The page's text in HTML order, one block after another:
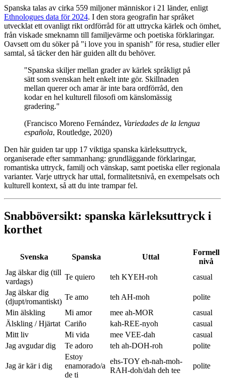
Spanska talas av cirka 559 miljoner människor i 21 länder, enligt
Ethnologues data för 2024. I den stora geografin har språket
utvecklat ett ovanligt rikt ordförråd för att uttrycka kärlek och ömhet,
från viskade smeknamn till familjevärme och poetiska förklaringar.
Oavsett om du söker på "i love you in spanish" för resa, studier eller
samtal, så täcker den här guiden allt du behöver.
"Spanska skiljer mellan grader av kärlek språkligt på
sätt som svenskan helt enkelt inte gör. Skillnaden
mellan querer och amar är inte bara ordförråd, den
kodar en hel kulturell filosofi om känslomässig
gradering."
(Francisco Moreno Fernández, Variedades de la lengua
española, Routledge, 2020)
Den här guiden tar upp 17 viktiga spanska kärleksuttryck,
organiserade efter sammanhang: grundläggande förklaringar,
romantiska uttryck, familj och vänskap, samt poetiska eller regionala
varianter. Varje uttryck har uttal, formalitetsnivå, en exempelsats och
kulturell kontext, så att du inte trampar fel.
Snabböversikt: spanska kärleksuttryck i
korthet
Svenska Spanska Uttal
Formell
nivå
Jag älskar dig (till
vardags)
Te quiero teh KYEH-roh
casual
Jag älskar dig
(djupt/romantiskt)
Te amo teh AH-moh
polite
Min älskling
Mi amor mee ah-MOR
casual
Älskling / Hjärtat Cariño kah-REE-nyoh
casual
Mitt liv
Mi vida mee VEE-dah
casual
Jag avgudar dig
Te adoro teh ah-DOH-roh polite
Jag är kär i dig
Estoy
enamorado/a
de ti
ehs-TOY eh-nah-moh-
RAH-doh/dah deh tee
polite